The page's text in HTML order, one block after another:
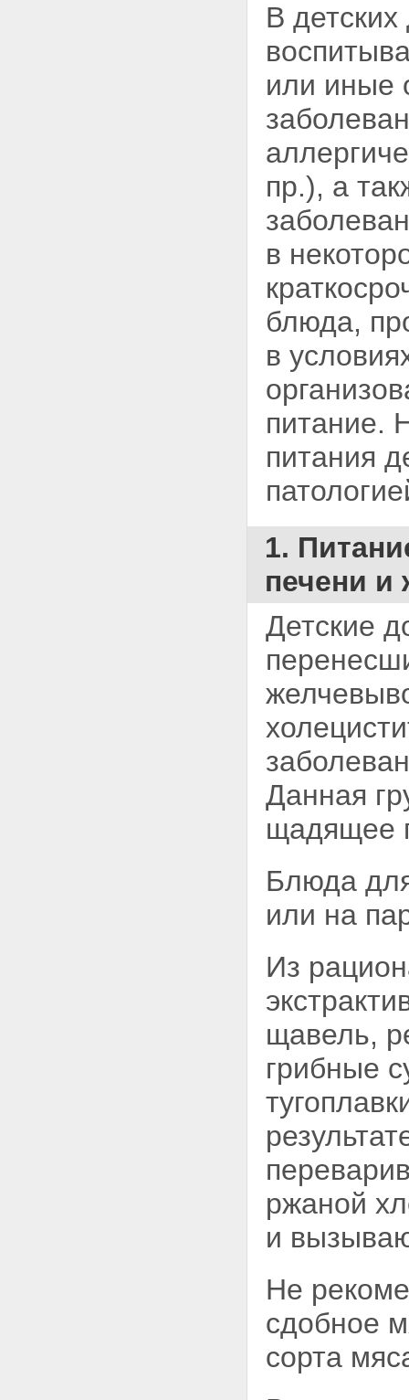
В
или иные
пр.), а
в
блюда,
в
питание.
питания
1.
печени
Детские
Данная
щадящее
Блюда
или на
Из
щавель,
грибные
ржаной
и
Не
сдобное
сорта